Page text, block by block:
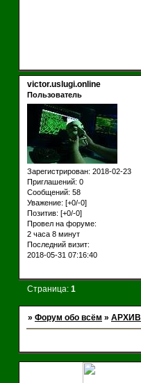
victor.uslugi.online
Пользователь
Зарегистрирован: 2018-02-23
Приглашений: 0
Сообщений: 58
Уважение: [+0/-0]
Позитив: [+0/-0]
Провел на форуме:
2 часа 8 минут
Последний визит:
2018-05-31 07:16:40
Страница: 1
» Форум обо всём » АРХИВ